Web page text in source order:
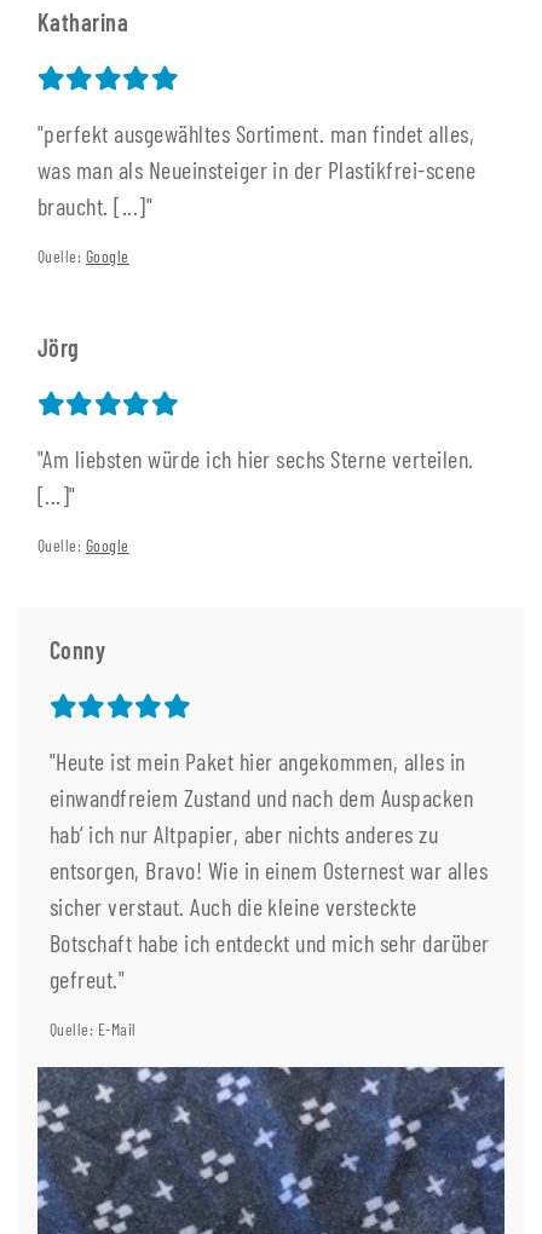
Katharina
"perfekt ausgewähltes Sortiment. man findet alles,
was man als Neueinsteiger in der Plastikfrei-scene
braucht. [...]"
Quelle: Google
Jörg
"Am liebsten würde ich hier sechs Sterne verteilen.
[...]"
Quelle: Google
Conny
"Heute ist mein Paket hier angekommen, alles in
einwandfreiem Zustand und nach dem Auspacken
hab‘ ich nur Altpapier, aber nichts anderes zu
entsorgen, Bravo! Wie in einem Osternest war alles
sicher verstaut. Auch die kleine versteckte
Botschaft habe ich entdeckt und mich sehr darüber
gefreut."
Quelle: E-Mail